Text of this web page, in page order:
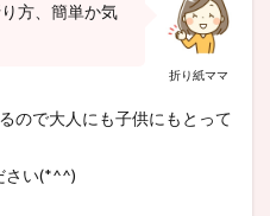
折り紙ママ
方、簡単か気
ので大人にも子供にもとって
さい(*^^)